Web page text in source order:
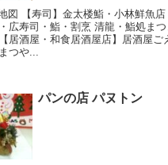
図 【寿司】金太楼鮨・小林鮮魚店
広寿司・鮨・割烹 清龍・鮨処まつ
居酒屋・和食居酒屋店】居酒屋ご
つや...
パンの店 パヌトン